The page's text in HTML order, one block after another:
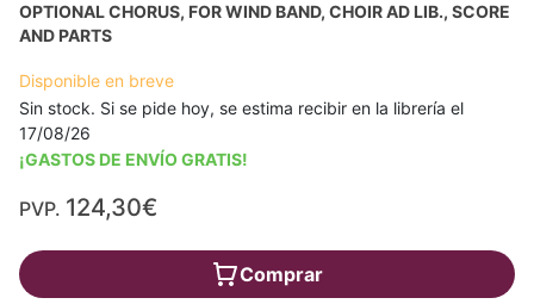
OPTIONAL CHORUS, FOR WIND BAND, CHOIR AD LIB., SCORE
AND PARTS
Disponible en breve
Sin stock. Si se pide hoy, se estima recibir en la librería el
17/08/26
¡GASTOS DE ENVÍO GRATIS!
PVP. 124,30€
Comprar